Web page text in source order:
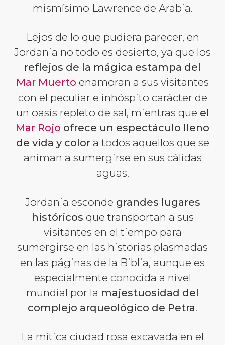
mismísimo Lawrence de Arabia.
Lejos de lo que pudiera parecer, en
Jordania no todo es desierto, ya que los
reflejos de la mágica estampa del
Mar Muerto enamoran a sus visitantes
con el peculiar e inhóspito carácter de
un oasis repleto de sal, mientras que el
Mar Rojo ofrece un espectáculo lleno
de vida y colora todos aquellos que se
animan a sumergirse en sus cálidas
aguas.
Jordania esconde grandes lugares
históricos que transportan a sus
visitantes en el tiempo para
sumergirse en las historias plasmadas
en las páginas de la Biblia, aunque es
especialmente conocida a nivel
mundial por la majestuosidad del
complejo arqueológico de Petra.
La mítica ciudad rosa excavada en el